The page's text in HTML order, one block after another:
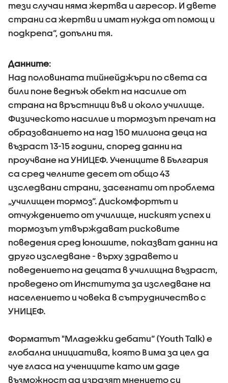
тези случаи няма жертва и агресор. И двете
страни са жертви и имат нужда от помощ и
подкрепа“, допълни тя.
Данните:
Над половината тийнейджъри по света са
били поне веднъж обект на насилие от
страна на връстници във и около училище.
Физическото насилие и тормозът пречат на
образованието на над 150 милиона деца на
възраст 13-15 години, според данни на
проучване на УНИЦЕФ. Учениците в България
са сред челните десет от общо 43
изследвани страни, засегнати от проблема
„училищен тормоз“. Дискомфортът и
отчуждението от училище, ниският успех и
тормозът утвърждават рисковите
поведения сред юношите, показват данни на
друго изследване - върху здравето и
поведението на децата в училищна възраст,
проведено от Института за изследване на
населението и човека в сътрудничество с
УНИЦЕФ.
Форматът "Младежки дебати“ (Youth Talk) е
глобална инициатива, която В има за цел да
чуе гласа на учениците като им даде
възможност да изразят мнението си